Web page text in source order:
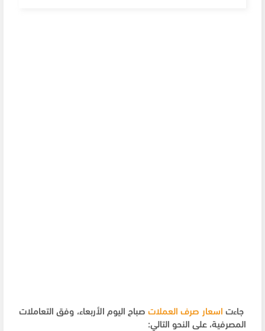
جاءت اسعار صرف العملات صباح اليوم الأربعاء، وفق التعاملات
المصرفية، على النحو التالي: